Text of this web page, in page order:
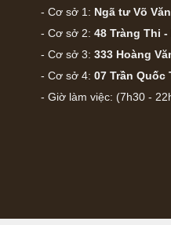
- Cơ sở 1: Ngã tư Võ
- Cơ sở 2: 48 Tràng Thi -
- Cơ sở 3: 333 Hoàng
- Cơ sở 4: 07 Trần Quốc
- Giờ làm việc: (7h30 -